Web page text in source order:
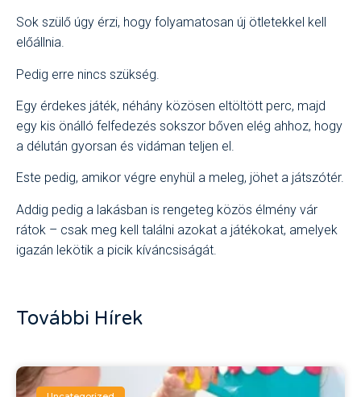
Sok szülő úgy érzi, hogy folyamatosan új ötletekkel kell
előállnia.
Pedig erre nincs szükség.
Egy érdekes játék, néhány közösen eltöltött perc, majd
egy kis önálló felfedezés sokszor bőven elég ahhoz, hogy
a délután gyorsan és vidáman teljen el.
Este pedig, amikor végre enyhül a meleg, jöhet a játszótér.
Addig pedig a lakásban is rengeteg közös élmény vár
rátok – csak meg kell találni azokat a játékokat, amelyek
igazán lekötik a picik kíváncsiságát.
További Hírek